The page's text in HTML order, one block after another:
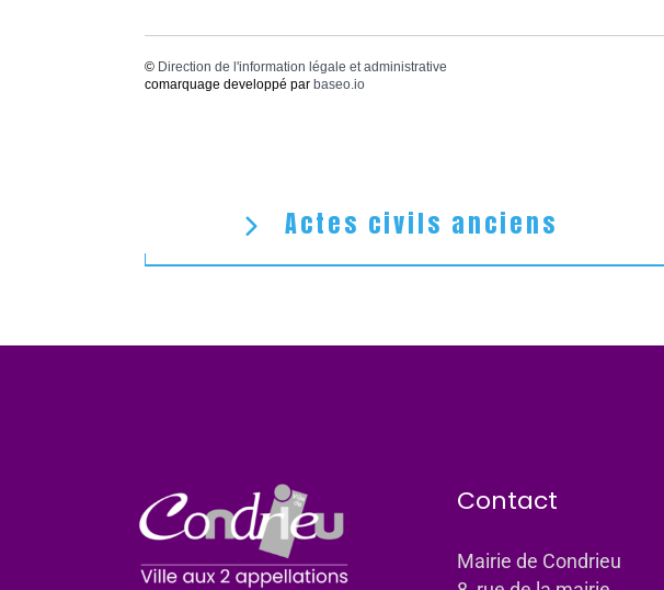
© Direction de l'information légale et administrative
comarquage developpé par baseo.io
Actes civils anciens
Contact
Mairie de Condrieu